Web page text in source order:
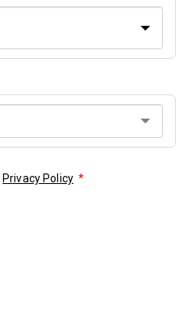
Privacy Policy *